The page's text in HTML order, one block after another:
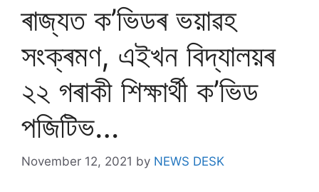
ৰাজ্যত ক’ভিডৰ ভয়াৱহ
সংক্ৰমণ, এইখন বিদ্যালয়ৰ
২২ গৰাকী শিক্ষাৰ্থী ক’ভিড
পজিটিভ…
November 12, 2021 by NEWS DESK